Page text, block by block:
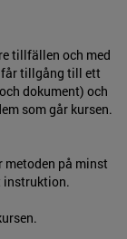
tillfällen och med
får tillgång till ett
dokument) och
som går kursen.
på minst
instruktion.